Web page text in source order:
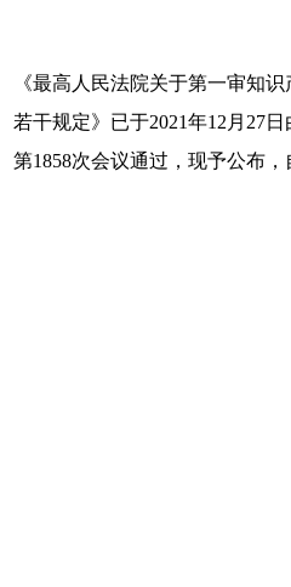
《最高人民法院关于第一审知
若干规定》已于2021年12月27
第1858次会议通过，现予公布，